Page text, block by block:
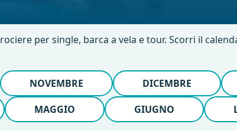
per single, barca a vela e tour. Scorri il
NOVEMBRE DICEMBRE
MAGGIO GIUGNO